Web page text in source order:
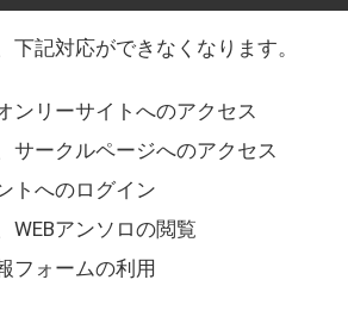
下記対応ができなくなります。
ンリーサイトへのアクセス
サークルページへのアクセス
トへのログイン
WEBアンソロの閲覧
フォームの利用